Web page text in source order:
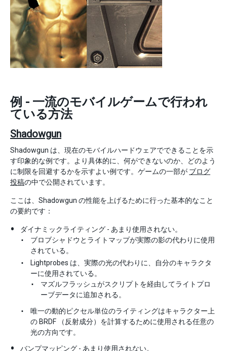
例 - 一流のモバイルゲームで行われ
ている方法
Shadowgun
Shadowgun は、現在のモバイルハードウェアでできることを示
す印象的な例です。より具体的に、何ができないのか、どのよう
に制限を回避するかを示すよい例です。ゲームの一部が ブログ
投稿の中で公開されています。
ここは、Shadowgun の性能を上げるために行った基本的なこと
の要約です：
ダイナミックライティング - あまり使用されない。
ブロブシャドウとライトマップが実際の影の代わりに使用
されている。
Lightprobes は、実際の光の代わりに、自分のキャラクタ
ーに使用されている。
マズルフラッシュがスクリプトを経由してライトプロ
ーブデータに追加される。
唯一の動的ピクセル単位のライティングはキャラクター上
の BRDF （反射成分）を計算するために使用される任意の
光の方向です。
バンプマッピング - あまり使用されない。